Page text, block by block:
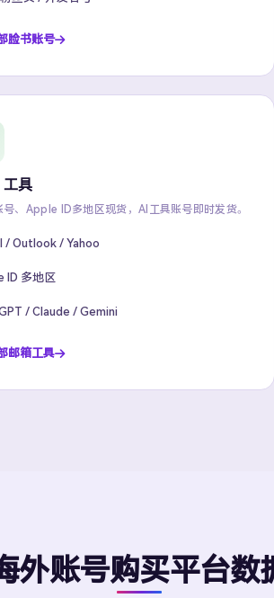
脸书账号
具
、Apple ID多地区现货，AI工具账号即时发货。
/ Outlook / Yahoo
ID 多地区
/ Claude / Gemini
邮箱工具
外账号购买平台数